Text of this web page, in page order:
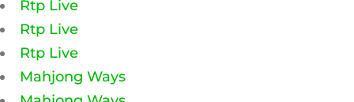
Rtp Live
Rtp Live
Rtp Live
Mahjong Ways